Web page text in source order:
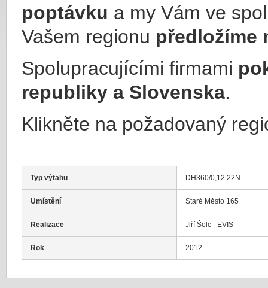
poptávku a my Vám ve
Vašem regionu předložíme
Spolupracujícími firmami
republiky a Slovenska.
Klikněte na požadovaný
Typ výtahu DH360/0,12 22N
Umístění Staré Město 165
Realizace Jiří Šolc - EVIS
Rok 2012